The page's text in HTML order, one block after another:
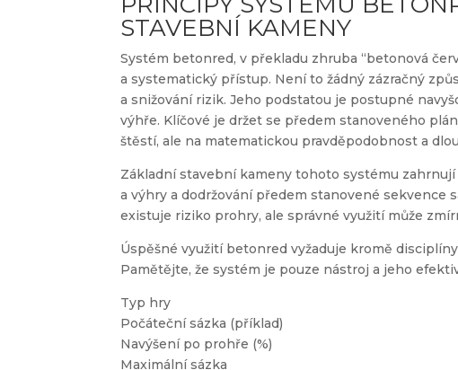
STAVEBNÍ KAMENY
Systém betonred, v překladu zhruba “betonová
a systematický přístup. Není to žádný zázračný
a snižování rizik. Jeho podstatou je postupné
výhře. Klíčové je držet se předem stanoveného
štěstí, ale na matematickou pravděpodobnost a
Základní stavební kameny tohoto systému
a výhry a dodržování předem stanovené sekvence
existuje riziko prohry, ale správné využití může
Úspěšné využití betonred vyžaduje kromě
Pamětějte, že systém je pouze nástroj a jeho
Typ hry
Počáteční sázka (příklad)
Navýšení po prohře (%)
Maximální sázka